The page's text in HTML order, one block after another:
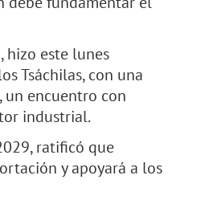
hizo este lunes
Tsáchilas, con una
un encuentro con
industrial.
ratificó que
y apoyará a los